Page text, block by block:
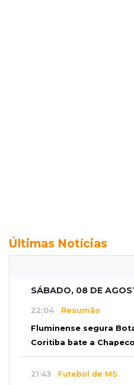
Últimas Notícias
SÁBADO, 08 DE
22:04 Resumão
Fluminense segura
Coritiba bate a
21:43 Futebol de MS